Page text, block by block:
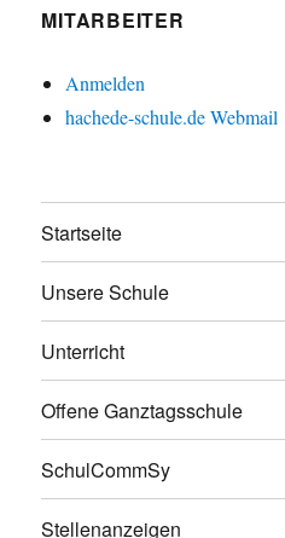
MITARBEITER
Anmelden
hachede-schule.de Webmail
Startseite
Unsere Schule
Unterricht
Offene Ganztagsschule
SchulCommSy
Stellenanzeigen